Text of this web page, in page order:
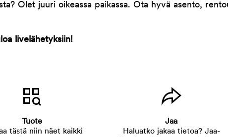
Olet juuri oikeassa paikassa. Ota hyvä asento,
livelähetyksiin!
Tuote
tästä niin näet kaikki
Jaa
Haluatko jakaa tietoa? Jaa-